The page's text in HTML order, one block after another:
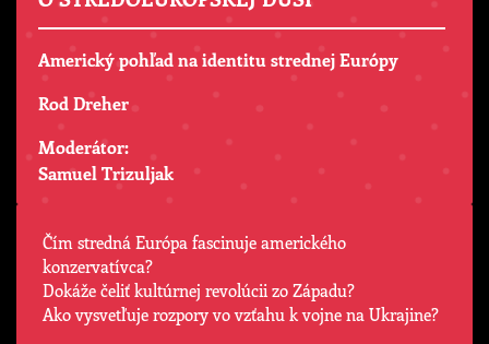
Americký pohľad na identitu strednej Európy
Rod Dreher
Moderátor:
Samuel Trizuljak
Čím stredná Európa fascinuje amerického
konzervatívca?
Dokáže čeliť kultúrnej revolúcii zo Západu?
Ako vysvetľuje rozpory vo vzťahu k vojne na Ukrajine?